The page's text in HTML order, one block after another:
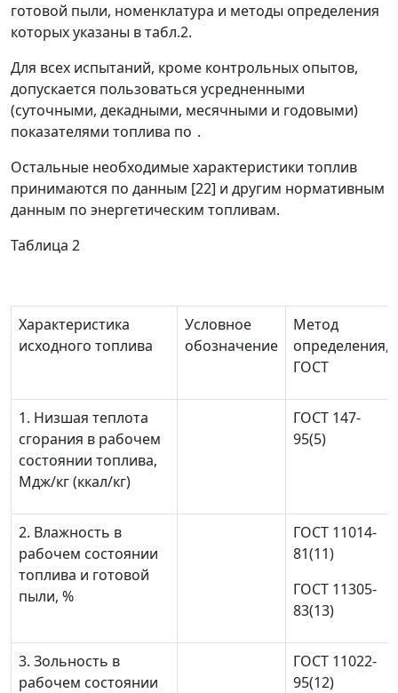
готовой пыли, номенклатура и методы определения
которых указаны в табл.2.
Для всех испытаний, кроме контрольных опытов,
допускается пользоваться усредненными
(суточными, декадными, месячными и годовыми)
показателями топлива по .
Остальные необходимые характеристики топлив
принимаются по данным [22] и другим нормативным
данным по энергетическим топливам.
Таблица 2
Характеристика
исходного топлива
Условное
обозначение
Метод
определения,
ГОСТ
1. Низшая теплота
сгорания в рабочем
состоянии топлива,
Мдж/кг (ккал/кг)
ГОСТ 147-
95(5)
2. Влажность в
рабочем состоянии
топлива и готовой
пыли, %
ГОСТ 11014-
81(11)
ГОСТ 11305-
83(13)
3. Зольность в
рабочем состоянии
ГОСТ 11022-
95(12)